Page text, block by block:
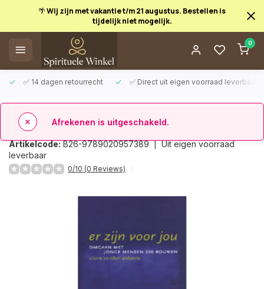
🌴 Wij zijn met vakantie t/m 21 augustus. Bestellen is
tijdelijk niet mogelijk.
0
✅ 14 dagen retourrecht ✅ Direct uit eigen voorraad leverbaar
Afrekenen is uitgeschakeld.
Er zijn voor jou
Artikelcode:B26-9789020957389 |Uit eigen voorraad
leverbaar
0/10 (0 Reviews)